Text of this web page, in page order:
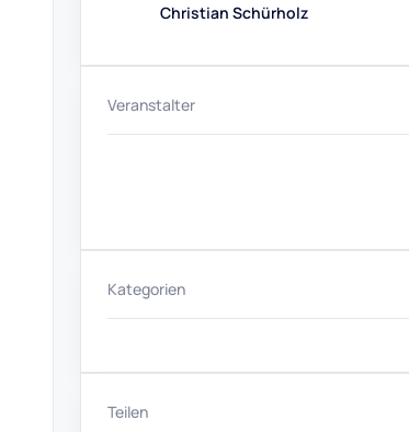
Christian Schürholz
Veranstalter
Kategorien
Teilen